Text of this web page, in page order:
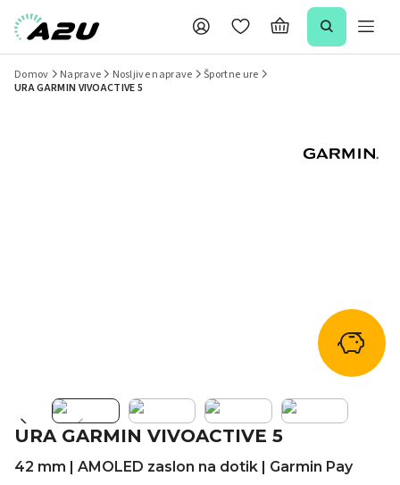
Domov Naprave Nosljive naprave
Športne ure
URA GARMIN VIVOACTIVE 5
URA GARMIN VIVOACTIVE 5
42 mm | AMOLED zaslon na dotik | Garmin Pay